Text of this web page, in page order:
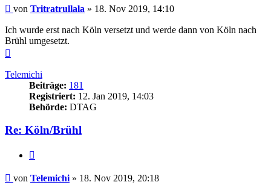
Beitrag
von Tritratrullala » 18. Nov 2019, 14:10
Ich wurde erst nach Köln versetzt und werde dann von Köln nach
Brühl umgesetzt.
Telemichi
Beiträge: 181
Registriert: 12. Jan 2019, 14:03
Behörde: DTAG
Re: Köln/Brühl
Beitrag
von Telemichi » 18. Nov 2019, 20:18